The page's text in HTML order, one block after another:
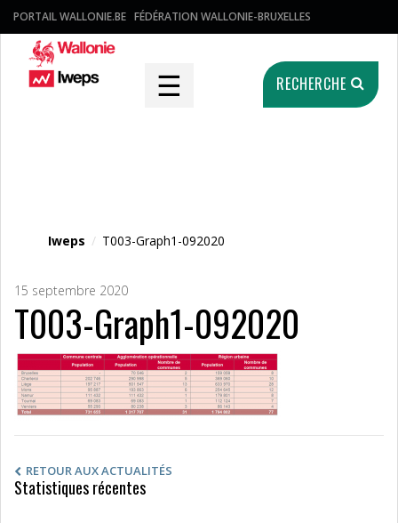
PORTAIL WALLONIE.BE FÉDÉRATION WALLONIE-BRUXELLES
☰ RECHERCHE
Iweps / T003-Graph1-092020
15 septembre 2020
T003-Graph1-092020
RETOUR AUX ACTUALITÉS
Statistiques récentes